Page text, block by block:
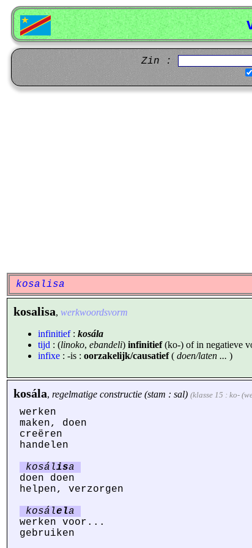
Zin :
kosalisa
kosalisa, werkwoordsvorm
infinitief: kosála
tijd : (linoko, ebandeli) infinitief(ko-) of in negatieve
infixe : -is : oorzakelijk/causatief( doen/laten ... )
kosála, regelmatige constructie (stam : sal) (klasse 15 : ko-
werken
maken, doen
creëren
handelen
kosálisa
doen doen
helpen, verzorgen
kosálela
werken voor...
gebruiken